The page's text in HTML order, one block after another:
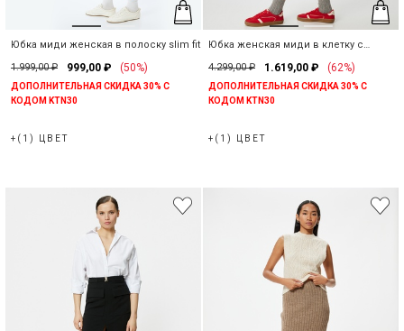
Юбка миди женская в полоску slim fit
1.999,00 ₽
999,00 ₽ (50%)
ДОПОЛНИТЕЛЬНАЯ СКИДКА 30% С
КОДОМ KTN30
+(1) ЦВЕТ
Юбка женская миди в клетку с
4.299,00 ₽ 1.619,00 ₽ (62%)
ДОПОЛНИТЕЛЬНАЯ СКИДКА 30% С
КОДОМ KTN30
+(1) ЦВЕТ
Предупреждение о наличии
Когда этот продукт будет в
Наши магазины
Вы можете найти нужный магазин KOTON, выбрав
информацию о стране и городе.
Выберите страну